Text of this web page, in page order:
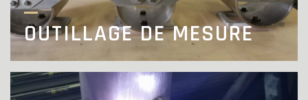
OUTILLAGE DE MESURE